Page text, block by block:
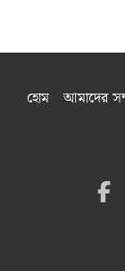
হোম আমাদের